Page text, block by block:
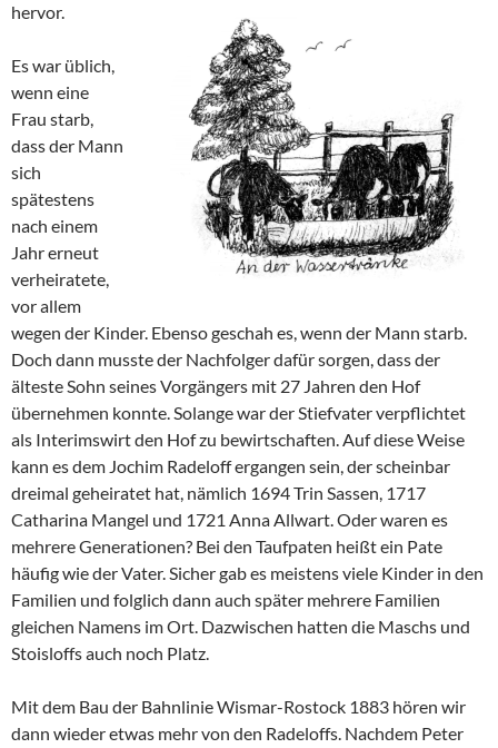
hervor.
Es war üblich,
wenn eine
Frau starb,
dass der Mann
sich
spätestens
nach einem
Jahr erneut
verheiratete,
vor allem
wegen der Kinder. Ebenso geschah es, wenn der Mann starb.
Doch dann musste der Nachfolger dafür sorgen, dass der
älteste Sohn seines Vorgängers mit 27 Jahren den Hof
übernehmen konnte. Solange war der Stiefvater verpflichtet
als Interimswirt den Hof zu bewirtschaften. Auf diese Weise
kann es dem Jochim Radeloff ergangen sein, der scheinbar
dreimal geheiratet hat, nämlich 1694 Trin Sassen, 1717
Catharina Mangel und 1721 Anna Allwart. Oder waren es
mehrere Generationen? Bei den Taufpaten heißt ein Pate
häufig wie der Vater. Sicher gab es meistens viele Kinder in den
Familien und folglich dann auch später mehrere Familien
gleichen Namens im Ort. Dazwischen hatten die Maschs und
Stoisloffs auch noch Platz.
Mit dem Bau der Bahnlinie Wismar-Rostock 1883 hören wir
dann wieder etwas mehr von den Radeloffs. Nachdem Peter